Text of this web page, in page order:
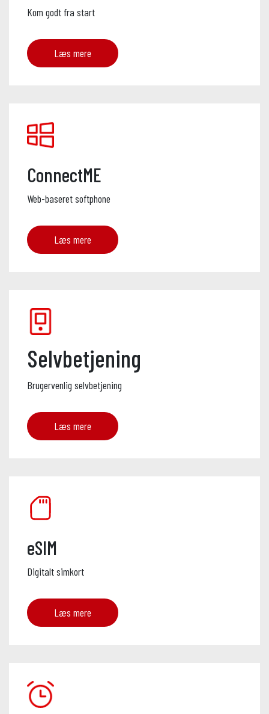
Kom godt fra start
Læs mere
ConnectME
Web-baseret softphone
Læs mere
Selvbetjening
Brugervenlig selvbetjening
Læs mere
eSIM
Digitalt simkort
Læs mere